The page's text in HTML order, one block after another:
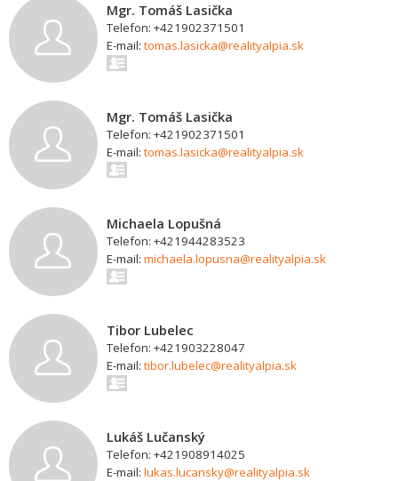
Mgr. Tomáš Lasička
Telefon: +421902371501
E-mail: tomas.lasicka@realityalpia.sk
Mgr. Tomáš Lasička
Telefon: +421902371501
E-mail: tomas.lasicka@realityalpia.sk
Michaela Lopušná
Telefon: +421944283523
E-mail: michaela.lopusna@realityalpia.sk
Tibor Lubelec
Telefon: +421903228047
E-mail: tibor.lubelec@realityalpia.sk
Lukáš Lučanský
Telefon: +421908914025
E-mail: lukas.lucansky@realityalpia.sk